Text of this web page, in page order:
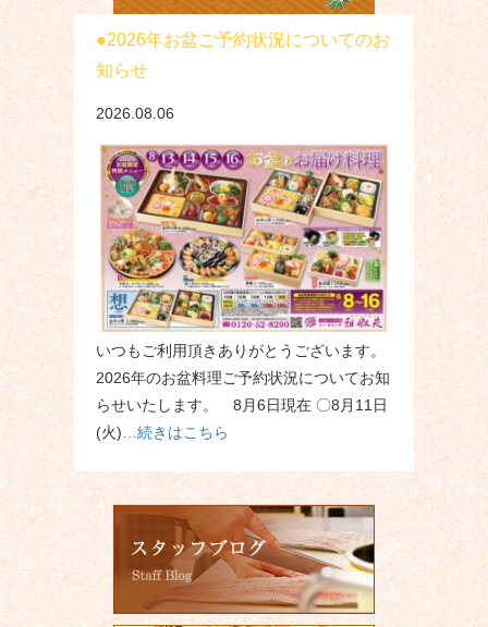
2026年お盆ご予約状況についてのお
知らせ
2026.08.06
いつもご利用頂きありがとうございます。
2026年のお盆料理ご予約状況についてお知
らせいたします。 8月6日現在 〇8月11日
(火)…続きはこちら